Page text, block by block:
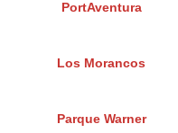
PortAventura
Los Morancos
Parque Warner